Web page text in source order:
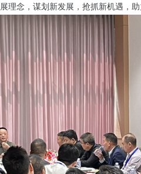
理念，谋划新发展，抢抓新机遇，